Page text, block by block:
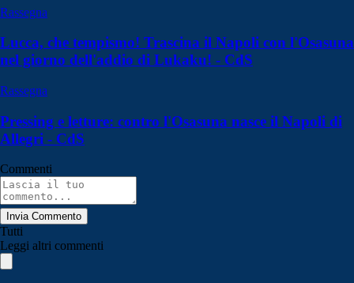
Rassegna
Lucca, che tempismo! Trascina il Napoli con l'Osasuna
nel giorno dell'addio di Lukaku! - CdS
Rassegna
Pressing e letture: contro l'Osasuna nasce il Napoli di
Allegri - CdS
Commenti
Invia Commento
Tutti
Leggi altri commenti